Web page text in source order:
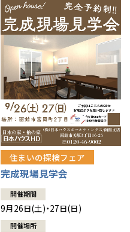
住まいの探検フェア
完成現場見学会
開催期間
9月26日(土)・27日(日)
開催場所